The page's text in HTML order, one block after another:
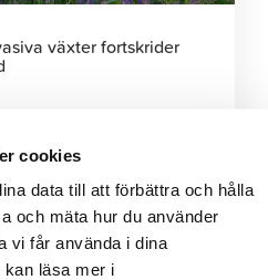
cookies
data till att förbättra och hålla
och mäta hur du använder
vi får använda i dina
läsa mer i
växter fortskrider